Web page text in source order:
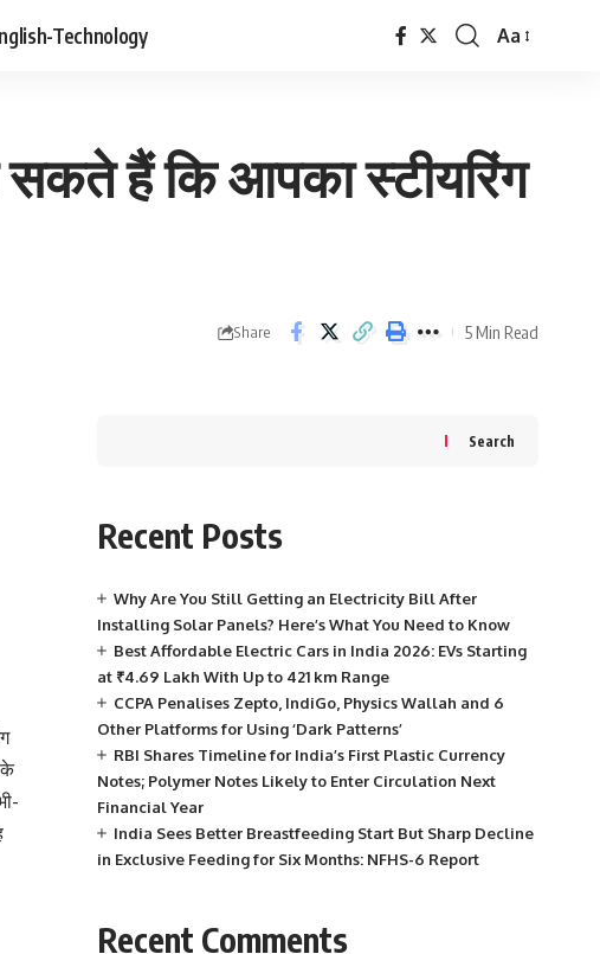
Technology
Font
Aa
हैं कि आपका स्टीयरिंग
Share 5 Min Read
के
Search
Recent Posts
Why Are You Still Getting an Electricity Bill After
Installing Solar Panels? Here’s What You Need to Know
Best Affordable Electric Cars in India 2026: EVs Starting
at ₹4.69 Lakh With Up to 421 km Range
CCPA Penalises Zepto, IndiGo, Physics Wallah and 6
Other Platforms for Using ‘Dark Patterns’
RBI Shares Timeline for India’s First Plastic Currency
Notes; Polymer Notes Likely to Enter Circulation Next
Financial Year
India Sees Better Breastfeeding Start But Sharp Decline
in Exclusive Feeding for Six Months: NFHS-6 Report
Recent Comments